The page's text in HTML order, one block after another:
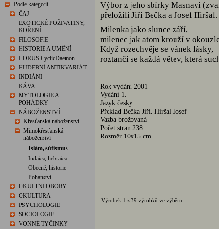
Podle kategorií
ČAJ
EXOTICKÉ POŽIVATINY,
KOŘENÍ
FILOSOFIE
HISTORIE A UMĚNÍ
HORUS CyclicDaemon
HUDEBNÍ ANTIKVARIÁT
INDIÁNI
KÁVA
MYTOLOGIE A
POHÁDKY
NÁBOŽENSTVÍ
Křesťanská náboženství
Mimokřesťanská
náboženství
Islám, súfismus
Iudaica, hebraica
Obecně, historie
Pohanství
OKULTNÍ OBORY
OKULTURA
PSYCHOLOGIE
SOCIOLOGIE
VONNÉ TYČINKY
Výbor z jeho sbírky Masnaví
přeložili Jiří Bečka a Josef Hiršal.
Milenka jako slunce září,
milenec jak atom krouží v
Když rozechvěje se vánek lásky,
roztančí se každá větev, která
Rok vydání 2001
Vydání 1.
Jazyk česky
Překlad Bečka Jiří, Hiršal Josef
Vazba brožovaná
Počet stran 238
Rozměr 10x15 cm
Výrobek 1 z 39 výrobků ve výběru